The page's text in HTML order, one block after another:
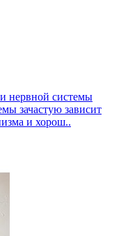
нервной системы
зачастую зависит
и хорош..